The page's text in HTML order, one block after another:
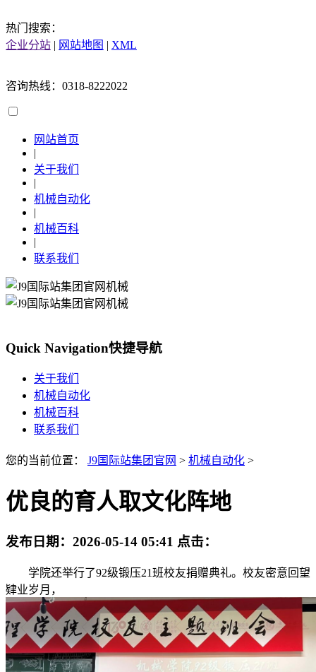
热门搜索：
企业分站 | 网站地图 | XML
咨询热线：0318-8222022
网站首页
|
关于我们
|
机械自动化
|
机械百科
|
联系我们
Quick Navigation快捷导航
关于我们
机械自动化
机械百科
联系我们
您的当前位置： J9国际站集团官网 > 机械自动化 >
优良的育人取文化阵地
发布日期： 2026-05-14 05:41 点击：
学院还举行了92级锻压21班校友捐赠典礼。校友密意回望
肄业岁月，